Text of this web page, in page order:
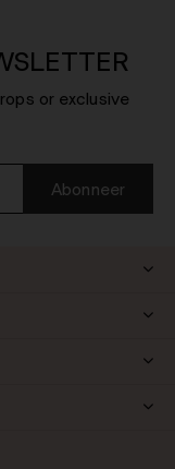
or exclusive
Abonneer